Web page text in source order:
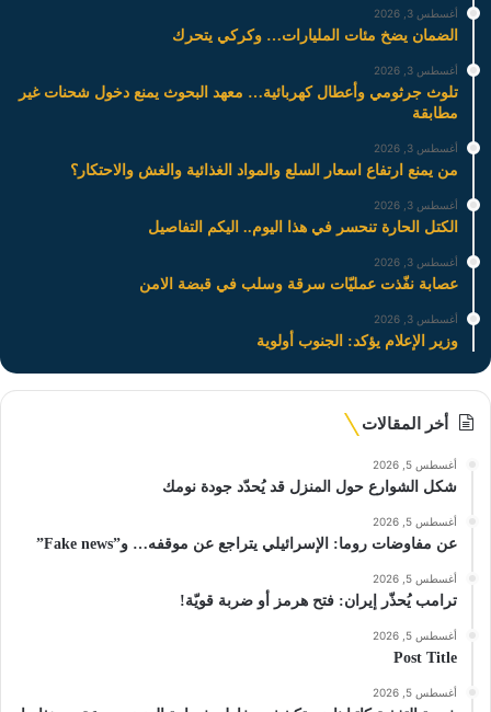
أغسطس 3, 2026
الضمان يضخ مئات المليارات… وكركي يتحرك
أغسطس 3, 2026
تلوث جرثومي وأعطال كهربائية… معهد البحوث يمنع دخول شحنات غير
مطابقة
أغسطس 3, 2026
من يمنع ارتفاع اسعار السلع والمواد الغذائية والغش والاحتكار؟
أغسطس 3, 2026
الكتل الحارة تنحسر في هذا اليوم.. اليكم التفاصيل
أغسطس 3, 2026
عصابة نفّذت عمليّات سرقة وسلب في قبضة الامن
أغسطس 3, 2026
وزير الإعلام يؤكد: الجنوب أولوية
أخر المقالات
أغسطس 5, 2026
شكل الشوارع حول المنزل قد يُحدّد جودة نومك
أغسطس 5, 2026
عن مفاوضات روما: الإسرائيلي يتراجع عن موقفه… و”Fake news”
أغسطس 5, 2026
ترامب يُحذّر إيران: فتح هرمز أو ضربة قويّة!
أغسطس 5, 2026
Post Title
أغسطس 5, 2026